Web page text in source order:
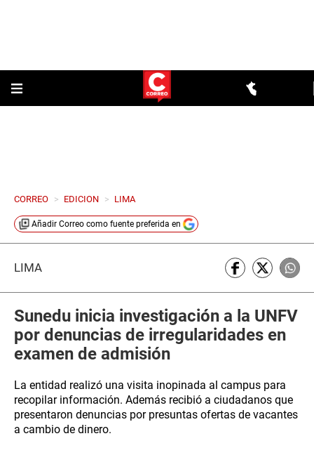
CORREO > EDICION > LIMA
Añadir Correo como fuente preferida en
LIMA
Sunedu inicia investigación a la UNFV
por denuncias de irregularidades en
examen de admisión
La entidad realizó una visita inopinada al campus para
recopilar información. Además recibió a ciudadanos que
presentaron denuncias por presuntas ofertas de vacantes
a cambio de dinero.